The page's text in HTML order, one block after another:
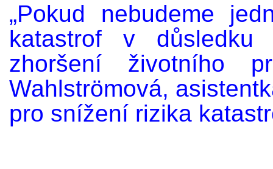
„Pokud nebudeme
katastrof v důsledku
zhoršení životního
Wahlströmová,
pro snížení rizika